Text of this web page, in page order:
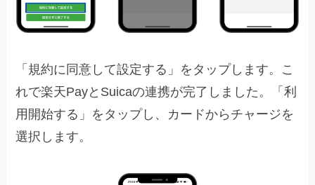
「規約に同意して設定する」をタップします。こ
れで楽天PayとSuicaの連携が完了しました。「利
用開始する」をタップし、カードからチャージを
選択します。